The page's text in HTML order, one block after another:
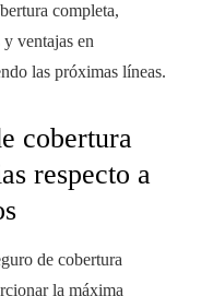
completa,
ventajas en
las próximas líneas.
cobertura
respecto a
de cobertura
la máxima